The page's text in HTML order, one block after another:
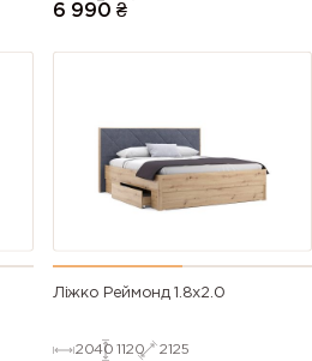
6 990 ₴
Ліжко Реймонд 1.8х2.0
2040 1120 2125